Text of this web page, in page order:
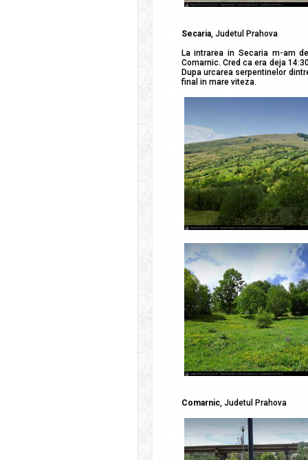
Secaria, Judetul Prahova
La intrarea in Secaria m-am
Comarnic. Cred ca era deja
Dupa urcarea serpentinelor
final in mare viteza.
Comarnic, Judetul Prahova